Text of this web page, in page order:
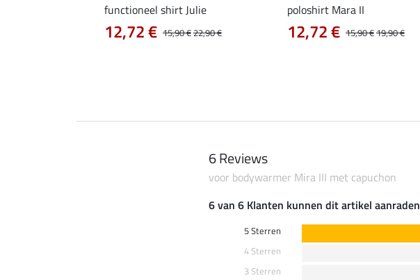
functioneel shirt Julie
15,90 €22,90 €
12,72 €
poloshirt Mara II
15,90 €19,90 €
12,72 €
6 Reviews
voor bodywarmer Mira III met capuchon
6 van 6 Klanten kunnen dit artikel aanraden
5 Sterren
4 Sterren
3 Sterren